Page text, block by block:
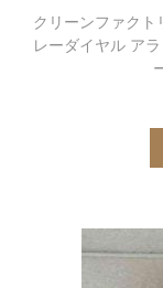
クリーンファク
レーダイヤル ア